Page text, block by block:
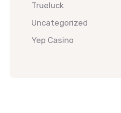
Trueluck
Uncategorized
Yep Casino